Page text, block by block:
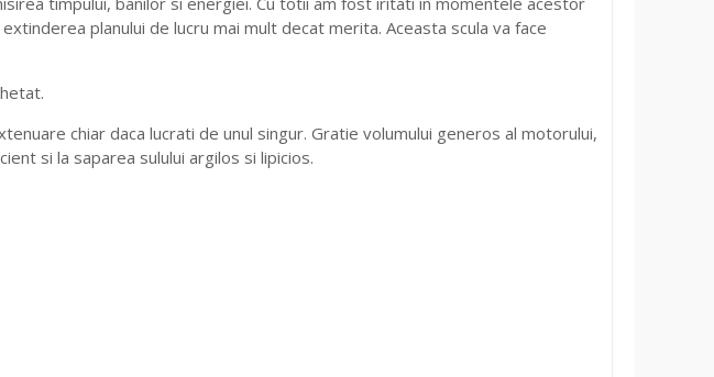
planului de lucru mai mult decat merita. Aceasta scula va face
chiar daca lucrati de unul singur. Gratie volumului generos al motorului,
si la saparea sulului argilos si lipicios.